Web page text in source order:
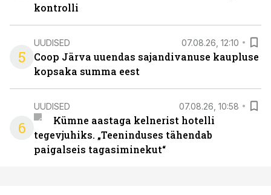
kontrolli
5
UUDISED 07.08.26, 12:10
Coop Järva uuendas sajandivanuse kaupluse
kopsaka summa eest
6
UUDISED 07.08.26, 10:58
Kümne aastaga kelnerist hotelli
tegevjuhiks. „Teeninduses tähendab
paigalseis tagasiminekut“